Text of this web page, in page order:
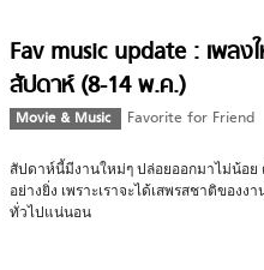
Fav music update : เพลง
สัปดาห์ (8-14 พ.ค.)
Movie & Music Favorite for Friend
สัปดาห์นี้มีงานใหม่ๆ ปล่อยออกมาไม่น้อย
อย่างยิ่ง เพราะเราจะได้เสพรสชาติของ
ทั่วไปแน่นอน